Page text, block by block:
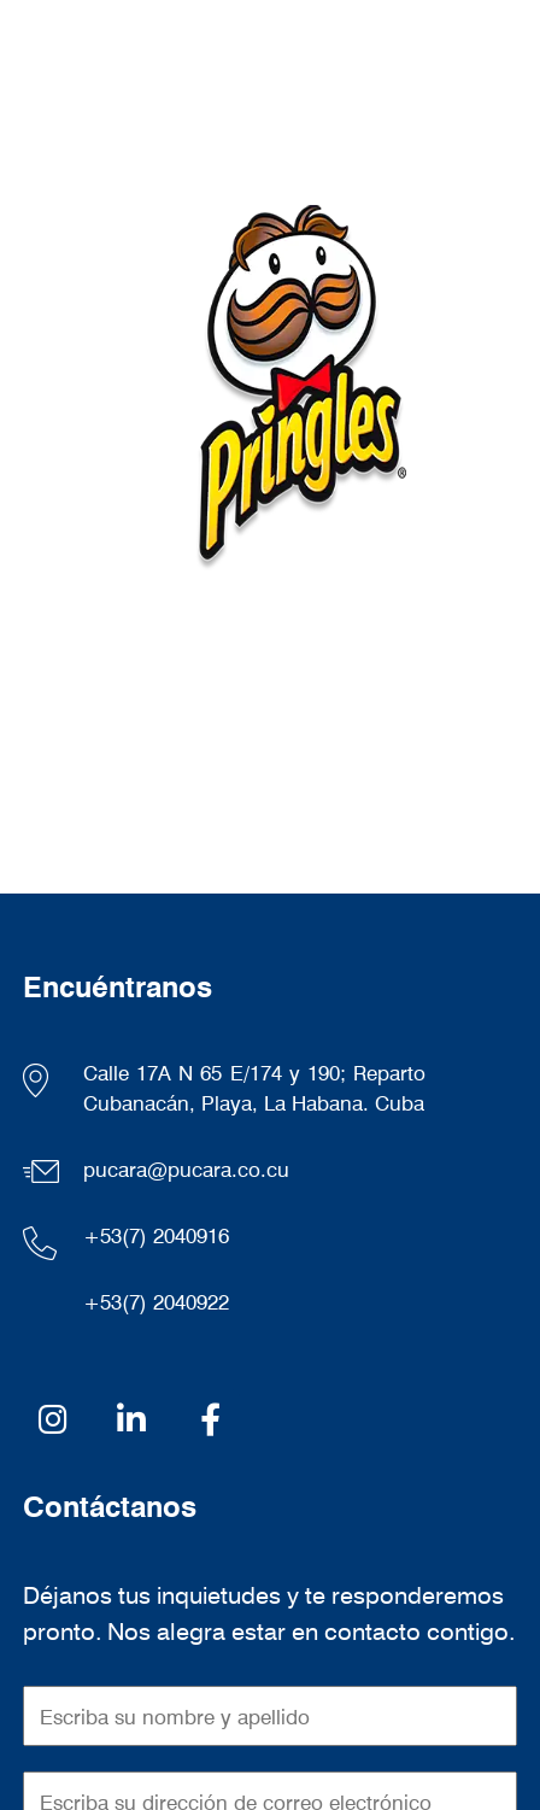
Encuéntranos
Calle 17A N 65 E/174 y 190; Reparto
Cubanacán, Playa, La Habana. Cuba
pucara@pucara.co.cu
+53(7) 2040916
+53(7) 2040922
Contáctanos
Déjanos tus inquietudes y te responderemos
pronto. Nos alegra estar en contacto contigo.